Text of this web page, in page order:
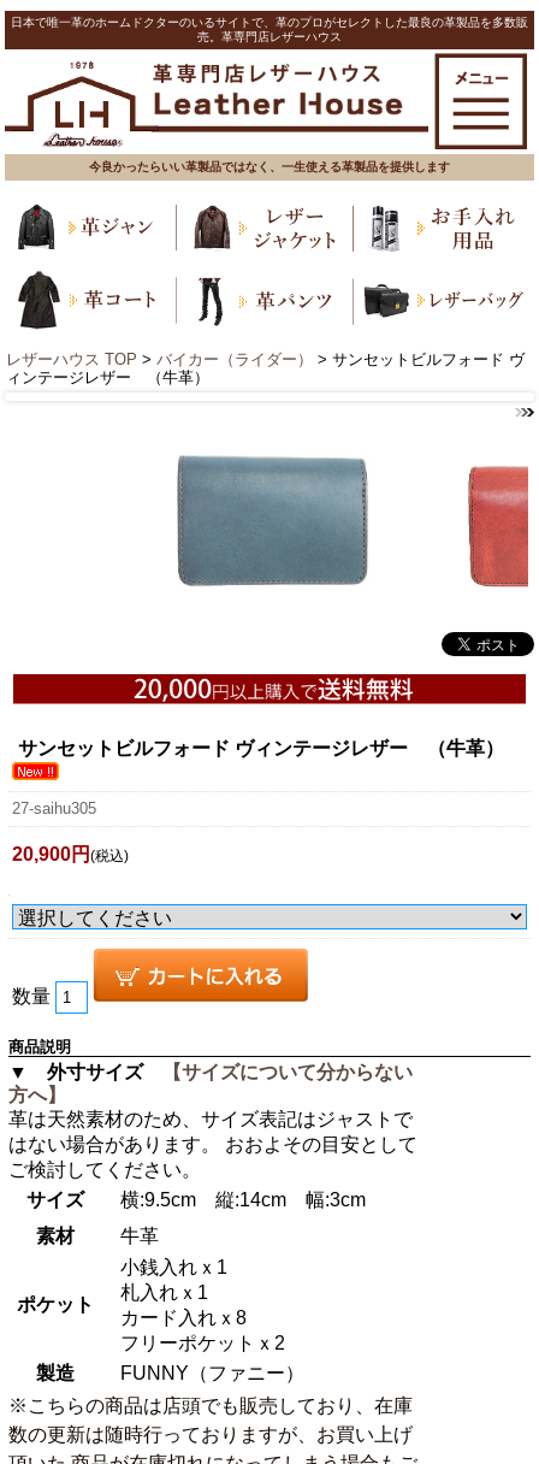
日本で唯一革のホームドクターのいるサイトで、革のプロがセレクトした最良の革製品を多数販
売。革専門店レザーハウス
今良かったらいい革製品ではなく、一生使える革製品を提供します
レザーハウス TOP > バイカー（ライダー）
> サンセットビルフォード ヴ
ィンテージレザー （牛革）
サンセットビルフォード ヴィンテージレザー （牛革）
27-saihu305
20,900円 (税込)
数量
商品説明
▼ 外寸サイズ
【サイズについて分からない
方へ】
革は天然素材のため、サイズ表記はジャストで
はない場合があります。 おおよその目安として
ご検討してください。
サイズ
横:9.5cm 縦:14cm 幅:3cm
素材
牛革
ポケット
小銭入れｘ1
札入れｘ1
カード入れｘ8
フリーポケットｘ2
製造
FUNNY（ファニー）
※こちらの商品は店頭でも販売しており、在庫
数の更新は随時行っておりますが、お買い上げ